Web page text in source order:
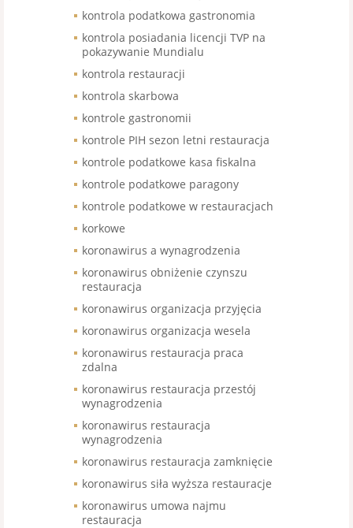
kontrola podatkowa gastronomia
kontrola posiadania licencji TVP na
pokazywanie Mundialu
kontrola restauracji
kontrola skarbowa
kontrole gastronomii
kontrole PIH sezon letni restauracja
kontrole podatkowe kasa fiskalna
kontrole podatkowe paragony
kontrole podatkowe w restauracjach
korkowe
koronawirus a wynagrodzenia
koronawirus obniżenie czynszu
restauracja
koronawirus organizacja przyjęcia
koronawirus organizacja wesela
koronawirus restauracja praca
zdalna
koronawirus restauracja przestój
wynagrodzenia
koronawirus restauracja
wynagrodzenia
koronawirus restauracja zamknięcie
koronawirus siła wyższa restauracje
koronawirus umowa najmu
restauracja